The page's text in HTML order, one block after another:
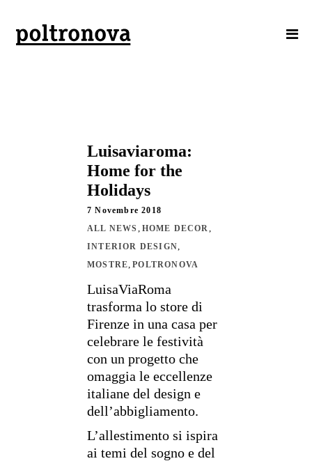
Luisaviaroma:
Home for the
Holidays
7 Novembre 2018
ALL NEWS , HOME DECOR,
INTERIOR DESIGN,
MOSTRE,POLTRONOVA
LuisaViaRoma
trasforma lo store di
Firenze in una casa per
celebrare le festività
con un progetto che
omaggia le eccellenze
italiane del design e
dell’abbigliamento.
L’allestimento si ispira
ai temi del sogno e del